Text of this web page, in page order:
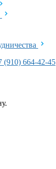
(910) 664-42-45